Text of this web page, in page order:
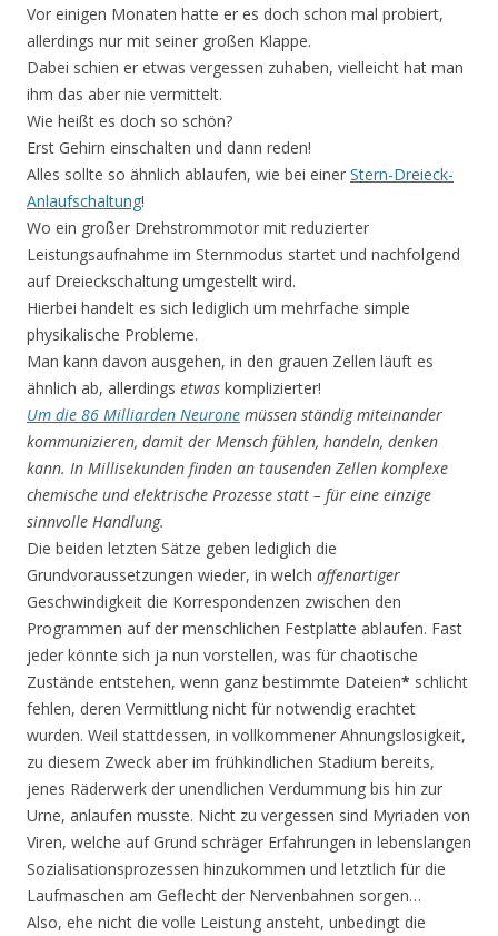
Vor einigen Monaten hatte er es doch schon mal probiert,
allerdings nur mit seiner großen Klappe.
Dabei schien er etwas vergessen zuhaben, vielleicht hat man
ihm das aber nie vermittelt.
Wie heißt es doch so schön?
Erst Gehirn einschalten und dann reden!
Alles sollte so ähnlich ablaufen, wie bei einer Stern-Dreieck-
Anlaufschaltung!
Wo ein großer Drehstrommotor mit reduzierter
Leistungsaufnahme im Sternmodus startet und nachfolgend
auf Dreieckschaltung umgestellt wird.
Hierbei handelt es sich lediglich um mehrfache simple
physikalische Probleme.
Man kann davon ausgehen, in den grauen Zellen läuft es
ähnlich ab, allerdings etwas komplizierter!
Um die 86 Milliarden Neurone müssen ständig miteinander
kommunizieren, damit der Mensch fühlen, handeln, denken
kann. In Millisekunden finden an tausenden Zellen komplexe
chemische und elektrische Prozesse statt – für eine einzige
sinnvolle Handlung.
Die beiden letzten Sätze geben lediglich die
Grundvoraussetzungen wieder, in welch affenartiger
Geschwindigkeit die Korrespondenzen zwischen den
Programmen auf der menschlichen Festplatte ablaufen. Fast
jeder könnte sich ja nun vorstellen, was für chaotische
Zustände entstehen, wenn ganz bestimmte Dateien* schlicht
fehlen, deren Vermittlung nicht für notwendig erachtet
wurden. Weil stattdessen, in vollkommener Ahnungslosigkeit,
zu diesem Zweck aber im frühkindlichen Stadium bereits,
jenes Räderwerk der unendlichen Verdummung bis hin zur
Urne, anlaufen musste. Nicht zu vergessen sind Myriaden von
Viren, welche auf Grund schräger Erfahrungen in lebenslangen
Sozialisationsprozessen hinzukommen und letztlich für die
Laufmaschen am Geflecht der Nervenbahnen sorgen…
Also, ehe nicht die volle Leistung ansteht, unbedingt die